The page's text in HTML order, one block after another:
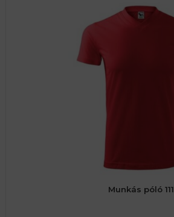
Munkás póló 111